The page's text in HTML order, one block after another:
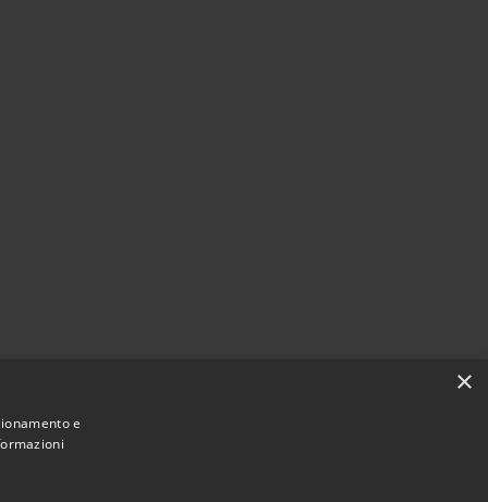
×
e